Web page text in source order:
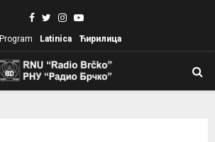
Facebook
TwitterInstagram
Youtube
Program Latinica Ћирилица